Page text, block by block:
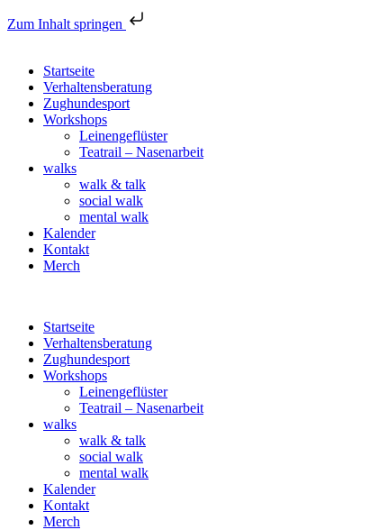
Zum Inhalt springen
Startseite
Verhaltensberatung
Zughundesport
Workshops
Leinengeflüster
Teatrail – Nasenarbeit
walks
walk & talk
social walk
mental walk
Kalender
Kontakt
Merch
Startseite
Verhaltensberatung
Zughundesport
Workshops
Leinengeflüster
Teatrail – Nasenarbeit
walks
walk & talk
social walk
mental walk
Kalender
Kontakt
Merch